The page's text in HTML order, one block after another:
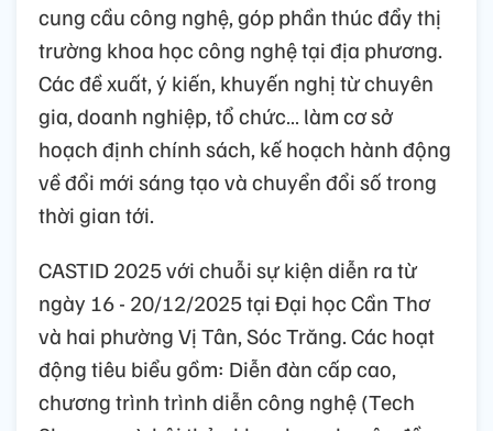
cung cầu công nghệ, góp phần thúc đẩy thị
trường khoa học công nghệ tại địa phương.
Các đề xuất, ý kiến, khuyến nghị từ chuyên
gia, doanh nghiệp, tổ chức… làm cơ sở
hoạch định chính sách, kế hoạch hành động
về đổi mới sáng tạo và chuyển đổi số trong
thời gian tới.
CASTID 2025 với chuỗi sự kiện diễn ra từ
ngày 16 - 20/12/2025 tại Đại học Cần Thơ
và hai phường Vị Tân, Sóc Trăng. Các hoạt
động tiêu biểu gồm: Diễn đàn cấp cao,
chương trình trình diễn công nghệ (Tech